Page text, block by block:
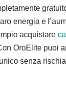
energia e
acquistare
OroElite puoi
senza